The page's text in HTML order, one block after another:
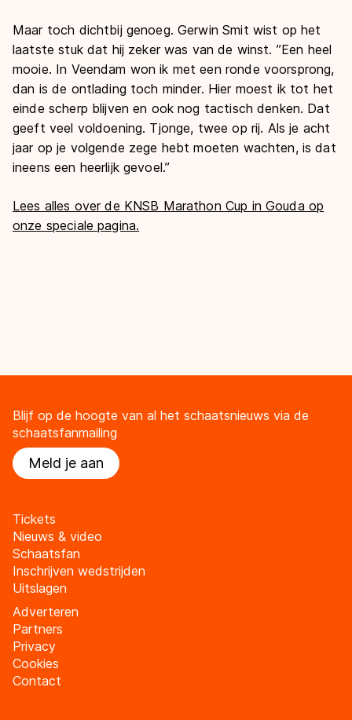
Maar toch dichtbij genoeg. Gerwin Smit wist op het
laatste stuk dat hij zeker was van de winst. ’’Een heel
mooie. In Veendam won ik met een ronde voorsprong,
dan is de ontlading toch minder. Hier moest ik tot het
einde scherp blijven en ook nog tactisch denken. Dat
geeft veel voldoening. Tjonge, twee op rij. Als je acht
jaar op je volgende zege hebt moeten wachten, is dat
ineens een heerlijk gevoel.’’
Lees alles over de KNSB Marathon Cup in Gouda op
onze speciale pagina.
Blijf op de hoogte van al het schaatsnieuws via de
schaatsfanmailing
Meld je aan
Tickets
Nieuws & video
Schaatsfan
Inschrijven wedstrijden
Uitslagen
Adverteren
Partners
Privacy
Cookies
Contact